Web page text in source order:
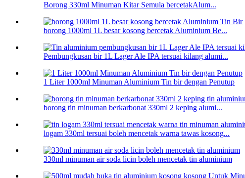
Borong 330ml Minuman Kitar Semula bercetakAlum...
borong 1000ml 1L besar kosong bercetak Aluminium Be...
Pembungkusan bir 1L Lager Ale IPA tersuai kilang alumi...
1 Liter 1000ml Minuman Aluminium Tin bir dengan Penutup
borong tin minuman berkarbonat 330ml 2 keping alumi...
logam 330ml tersuai boleh mencetak warna tawas kosong...
330ml minuman air soda licin boleh mencetak tin aluminium